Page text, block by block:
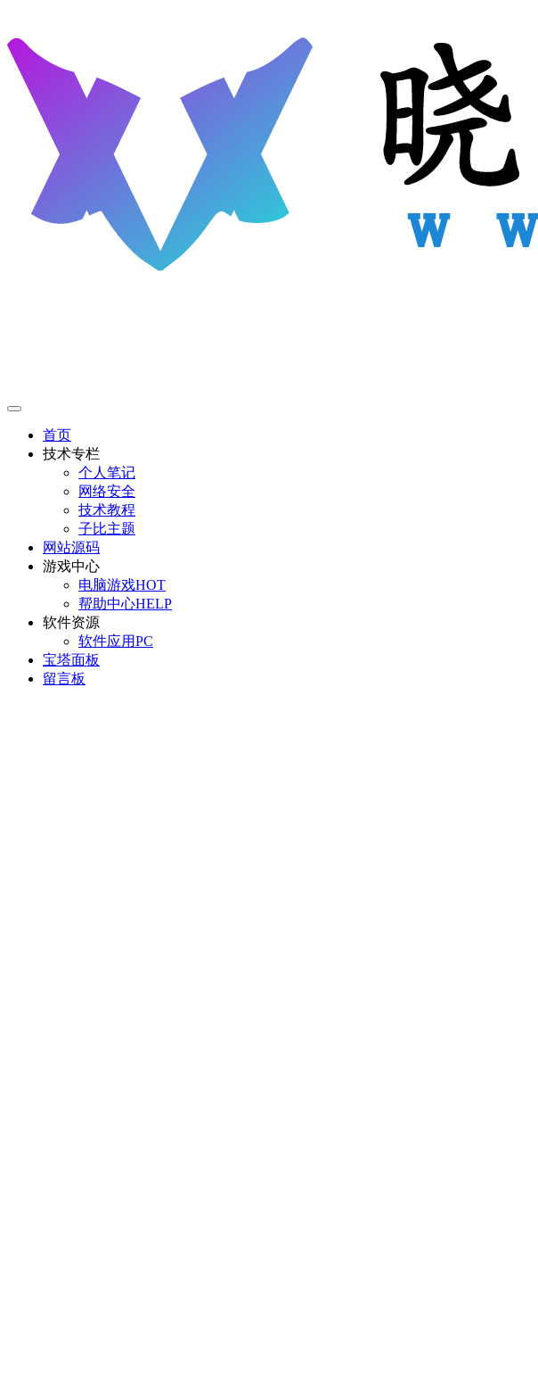
首页
技术专栏
个人笔记
网络安全
技术教程
子比主题
网站源码
游戏中心
电脑游戏HOT
帮助中心HELP
软件资源
软件应用PC
宝塔面板
留言板